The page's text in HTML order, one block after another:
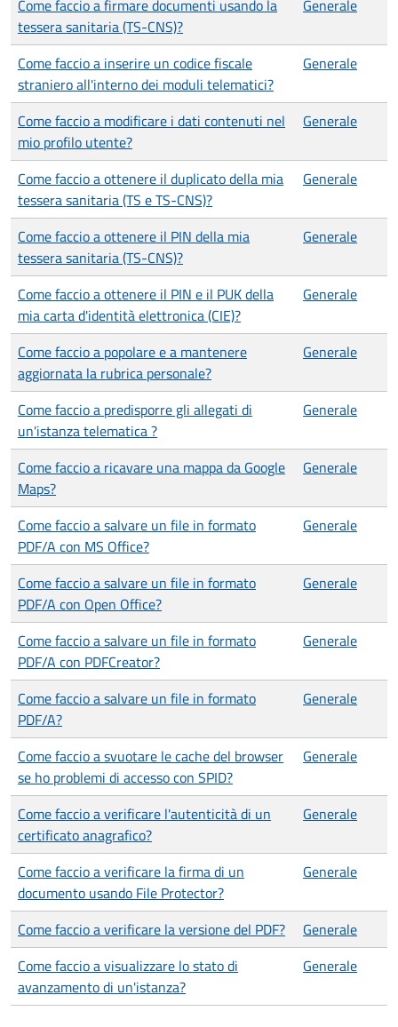
Come faccio a firmare documenti usando la
tessera sanitaria (TS-CNS)?
Generale
Come faccio a inserire un codice fiscale
straniero all'interno dei moduli telematici?
Generale
Come faccio a modificare i dati contenuti nel
mio profilo utente?
Generale
Come faccio a ottenere il duplicato della mia
tessera sanitaria (TS e TS-CNS)?
Generale
Come faccio a ottenere il PIN della mia
tessera sanitaria (TS-CNS)?
Generale
Come faccio a ottenere il PIN e il PUK della
mia carta d'identità elettronica (CIE)?
Generale
Come faccio a popolare e a mantenere
aggiornata la rubrica personale?
Generale
Come faccio a predisporre gli allegati di
un'istanza telematica ?
Generale
Come faccio a ricavare una mappa da Google
Maps?
Generale
Come faccio a salvare un file in formato
PDF/A con MS Office?
Generale
Come faccio a salvare un file in formato
PDF/A con Open Office?
Generale
Come faccio a salvare un file in formato
PDF/A con PDFCreator?
Generale
Come faccio a salvare un file in formato
PDF/A?
Generale
Come faccio a svuotare le cache del browser
se ho problemi di accesso con SPID?
Generale
Come faccio a verificare l'autenticità di un
certificato anagrafico?
Generale
Come faccio a verificare la firma di un
documento usando File Protector?
Generale
Come faccio a verificare la versione del PDF?
Generale
Come faccio a visualizzare lo stato di
avanzamento di un'istanza?
Generale